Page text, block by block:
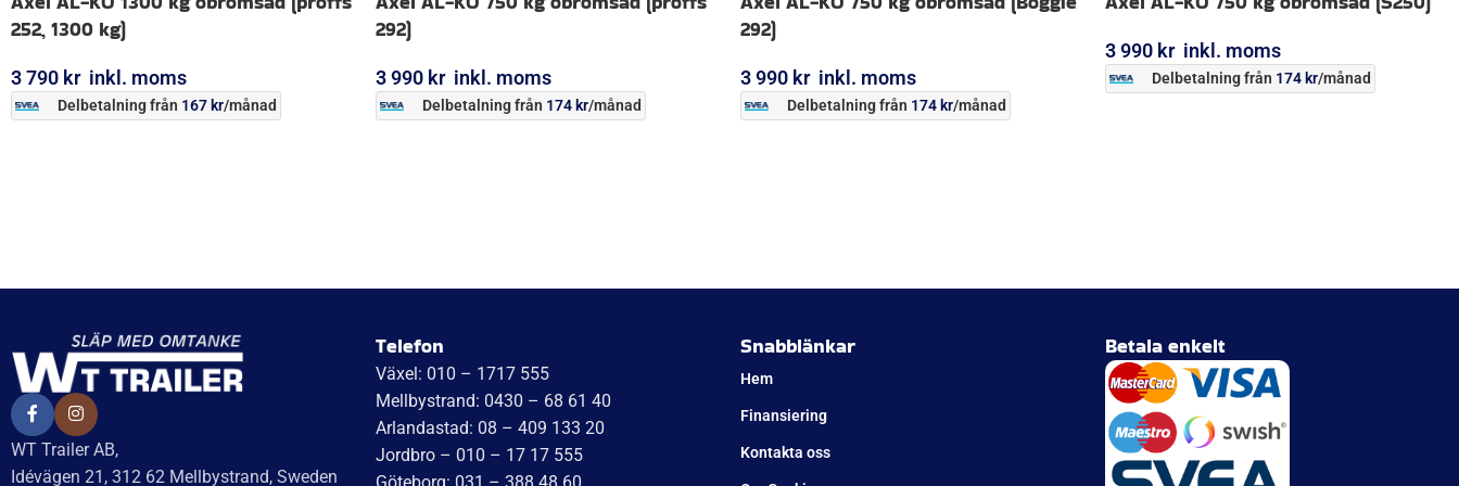
252, 1300 kg)
3 790 kr inkl. moms
Delbetalning från 167 kr/månad
292)
3 990 kr inkl. moms
Delbetalning från 174 kr/månad
292)
3 990 kr inkl. moms
Delbetalning från 174 kr/månad
3 990 kr inkl. moms
Delbetalning från 174 kr/månad
WT Trailer AB,
Idévägen 21, 312 62 Mellbystrand, Sweden
Telefon
Växel: 010 – 1717 555
Mellbystrand: 0430 – 68 61 40
Arlandastad: 08 – 409 133 20
Jordbro – 010 – 17 17 555
Göteborg: 031 – 388 48 60
Snabblänkar
Hem
Finansiering
Kontakta oss
Betala enkelt